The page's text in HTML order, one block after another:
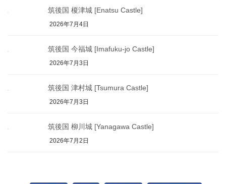
筑後国 榎津城 [Enatsu Castle]
2026年7月4日
筑後国 今福城 [Imafuku-jo Castle]
2026年7月3日
筑後国 津村城 [Tsumura Castle]
2026年7月3日
筑後国 柳川城 [Yanagawa Castle]
2026年7月2日